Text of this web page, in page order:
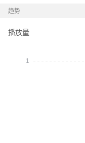
趋势
播放量